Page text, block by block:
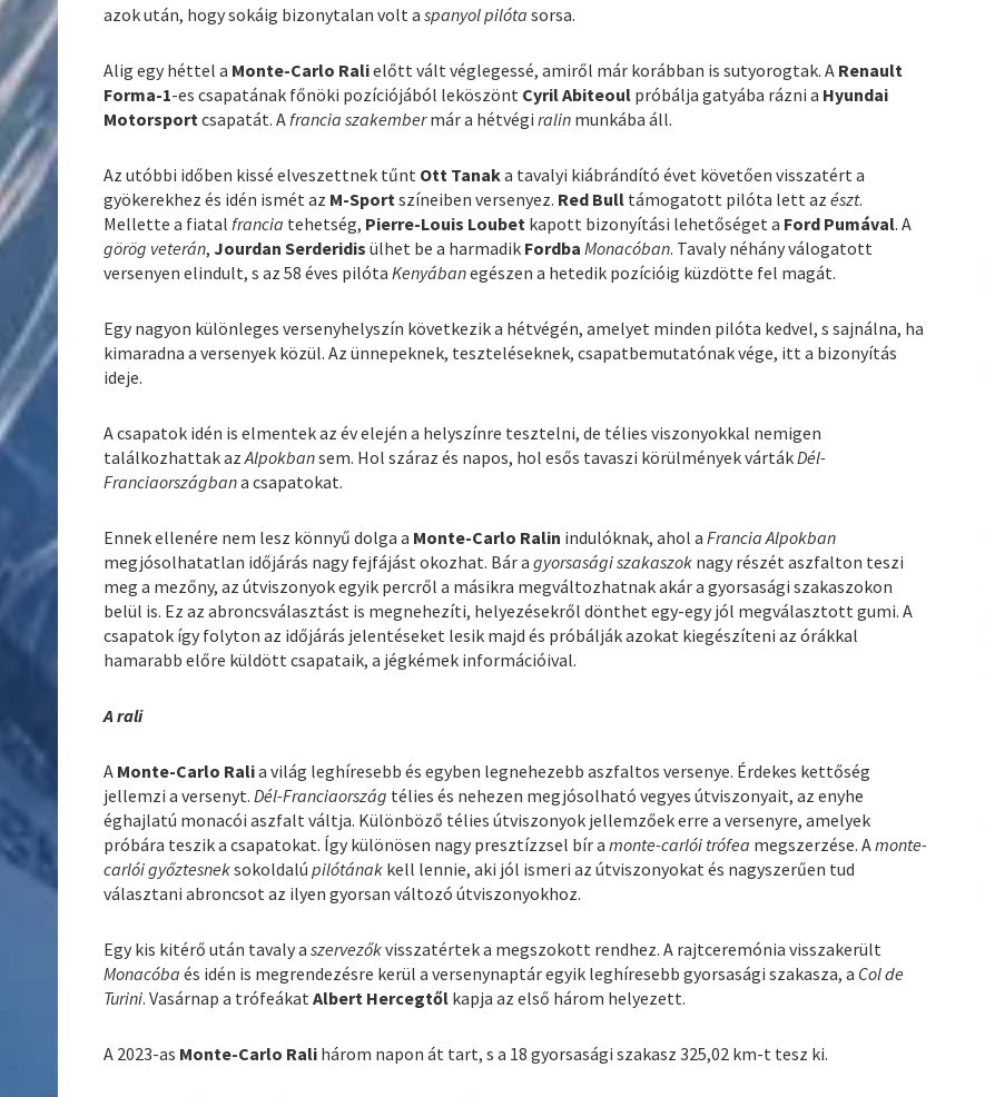
azok után, hogy sokáig bizonytalan volt aspanyol pilóta sorsa.
Alig egy héttel a Monte-Carlo Ralielőtt vált véglegessé, amiről már korábban is sutyorogtak. A Renault
Forma-1-es csapatának főnöki pozíciójából leköszönt Cyril Abiteoul próbálja gatyába rázni a Hyundai
Motorsportcsapatát. Afrancia szakembermár a hétvégiralin munkába áll.
Az utóbbi időben kissé elveszettnek tűnt Ott Tanaka tavalyi kiábrándító évet követően visszatért a
gyökerekhez és idén ismét az M-Sportszíneiben versenyez. Red Bull támogatott pilóta lett azészt.
Mellette a fiatalfrancia tehetség, Pierre-Louis Loubet kapott bizonyítási lehetőséget a Ford Pumával. A
görög veterán,Jourdan Serderidis ülhet be a harmadik FordbaMonacóban. Tavaly néhány válogatott
versenyen elindult, s az 58 éves pilótaKenyábanegészen a hetedik pozícióig küzdötte fel magát.
Egy nagyon különleges versenyhelyszín következik a hétvégén, amelyet minden pilóta kedvel, s sajnálna, ha
kimaradna a versenyek közül. Az ünnepeknek, teszteléseknek, csapatbemutatónak vége, itt a bizonyítás
ideje.
A csapatok idén is elmentek az év elején a helyszínre tesztelni, de télies viszonyokkal nemigen
találkozhattak azAlpokbansem. Hol száraz és napos, hol esős tavaszi körülmények vártákDél-
Franciaországbana csapatokat.
Ennek ellenére nem lesz könnyű dolga a Monte-Carlo Ralin indulóknak, ahol aFrancia Alpokban
megjósolhatatlan időjárás nagy fejfájást okozhat. Bár agyorsasági szakaszok nagy részét aszfalton teszi
meg a mezőny, az útviszonyok egyik percről a másikra megváltozhatnak akár a gyorsasági szakaszokon
belül is. Ez az abroncsválasztást is megnehezíti, helyezésekről dönthet egy-egy jól megválasztott gumi. A
csapatok így folyton az időjárás jelentéseket lesik majd és próbálják azokat kiegészíteni az órákkal
hamarabb előre küldött csapataik, a jégkémek információival.
A rali
A Monte-Carlo Ralia világ leghíresebb és egyben legnehezebb aszfaltos versenye. Érdekes kettőség
jellemzi a versenyt.Dél-Franciaország télies és nehezen megjósolható vegyes útviszonyait, az enyhe
éghajlatú monacói aszfalt váltja. Különböző télies útviszonyok jellemzőek erre a versenyre, amelyek
próbára teszik a csapatokat. Így különösen nagy presztízzsel bír amonte-carlói trófea megszerzése. Amonte-
carlói győztesneksokoldalúpilótának kell lennie, aki jól ismeri az útviszonyokat és nagyszerűen tud
választani abroncsot az ilyen gyorsan változó útviszonyokhoz.
Egy kis kitérő után tavaly aszervezőkvisszatértek a megszokott rendhez. A rajtceremónia visszakerült
Monacóbaés idén is megrendezésre kerül a versenynaptár egyik leghíresebb gyorsasági szakasza, a Col de
Turini. Vasárnap a trófeákatAlbert Hercegtől kapja az első három helyezett.
A 2023-as Monte-Carlo Rali három napon át tart, s a 18 gyorsasági szakasz 325,02 km-t tesz ki.